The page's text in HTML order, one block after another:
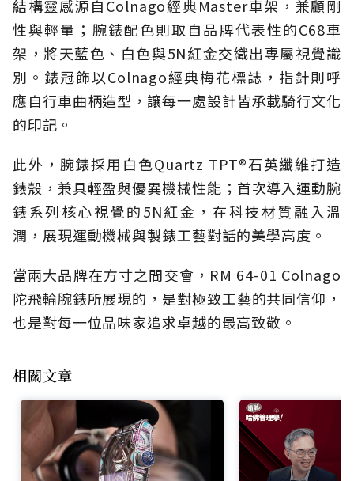
結構靈感源自Colnago經典Master車架，兼顧剛
性與輕量；腕錶配色則取自品牌代表性的C68車
架，將天藍色、白色與5N紅金交織出專屬視覺識
別。錶冠飾以Colnago經典梅花標誌，指針則呼
應自行車曲柄造型，讓每一處設計皆承載騎行文化
的印記。
此外，腕錶採用白色Quartz TPT®石英纖維打造
錶殼，兼具輕盈與優異機械性能；首次導入運動腕
錶系列核心視覺的5N紅金，在科技材質融入溫
潤，展現運動機械與製錶工藝對話的美學高度。
當兩大品牌在方寸之間交會，RM 64-01 Colnago
陀飛輪腕錶所展現的，是對極致工藝的共同信仰，
也是對每一位品味家追求卓越的最高致敬。
相關文章